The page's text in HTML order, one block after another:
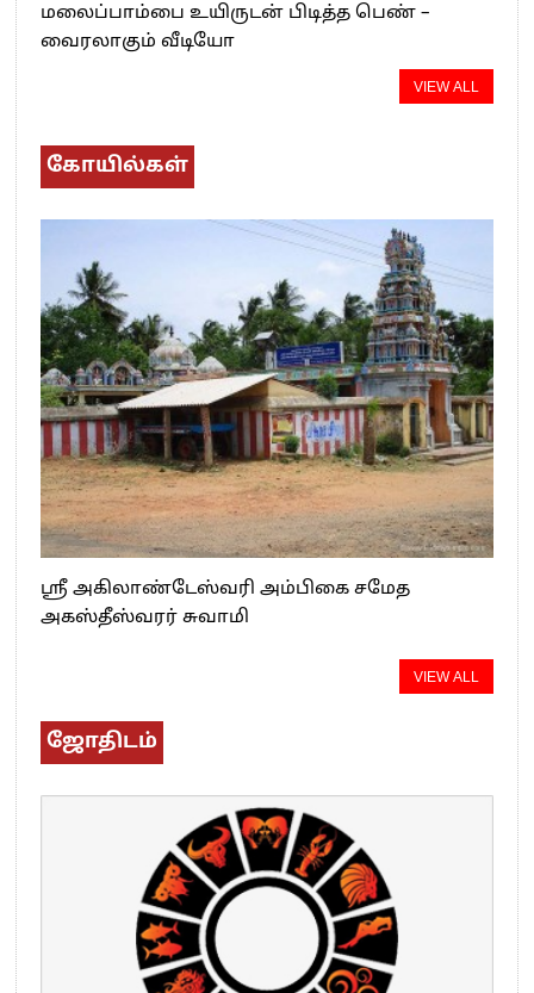
மலைப்பாம்பை உயிருடன் பிடித்த பெண் –
வைரலாகும் வீடியோ
VIEW ALL
கோயில்கள்
ஸ்ரீ அகிலாண்டேஸ்வரி அம்பிகை சமேத
அகஸ்தீஸ்வரர் சுவாமி
VIEW ALL
ஜோதிடம்